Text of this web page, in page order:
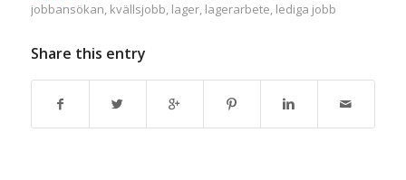
jobbansökan, kvällsjobb, lager, lagerarbete, lediga jobb
Share this entry